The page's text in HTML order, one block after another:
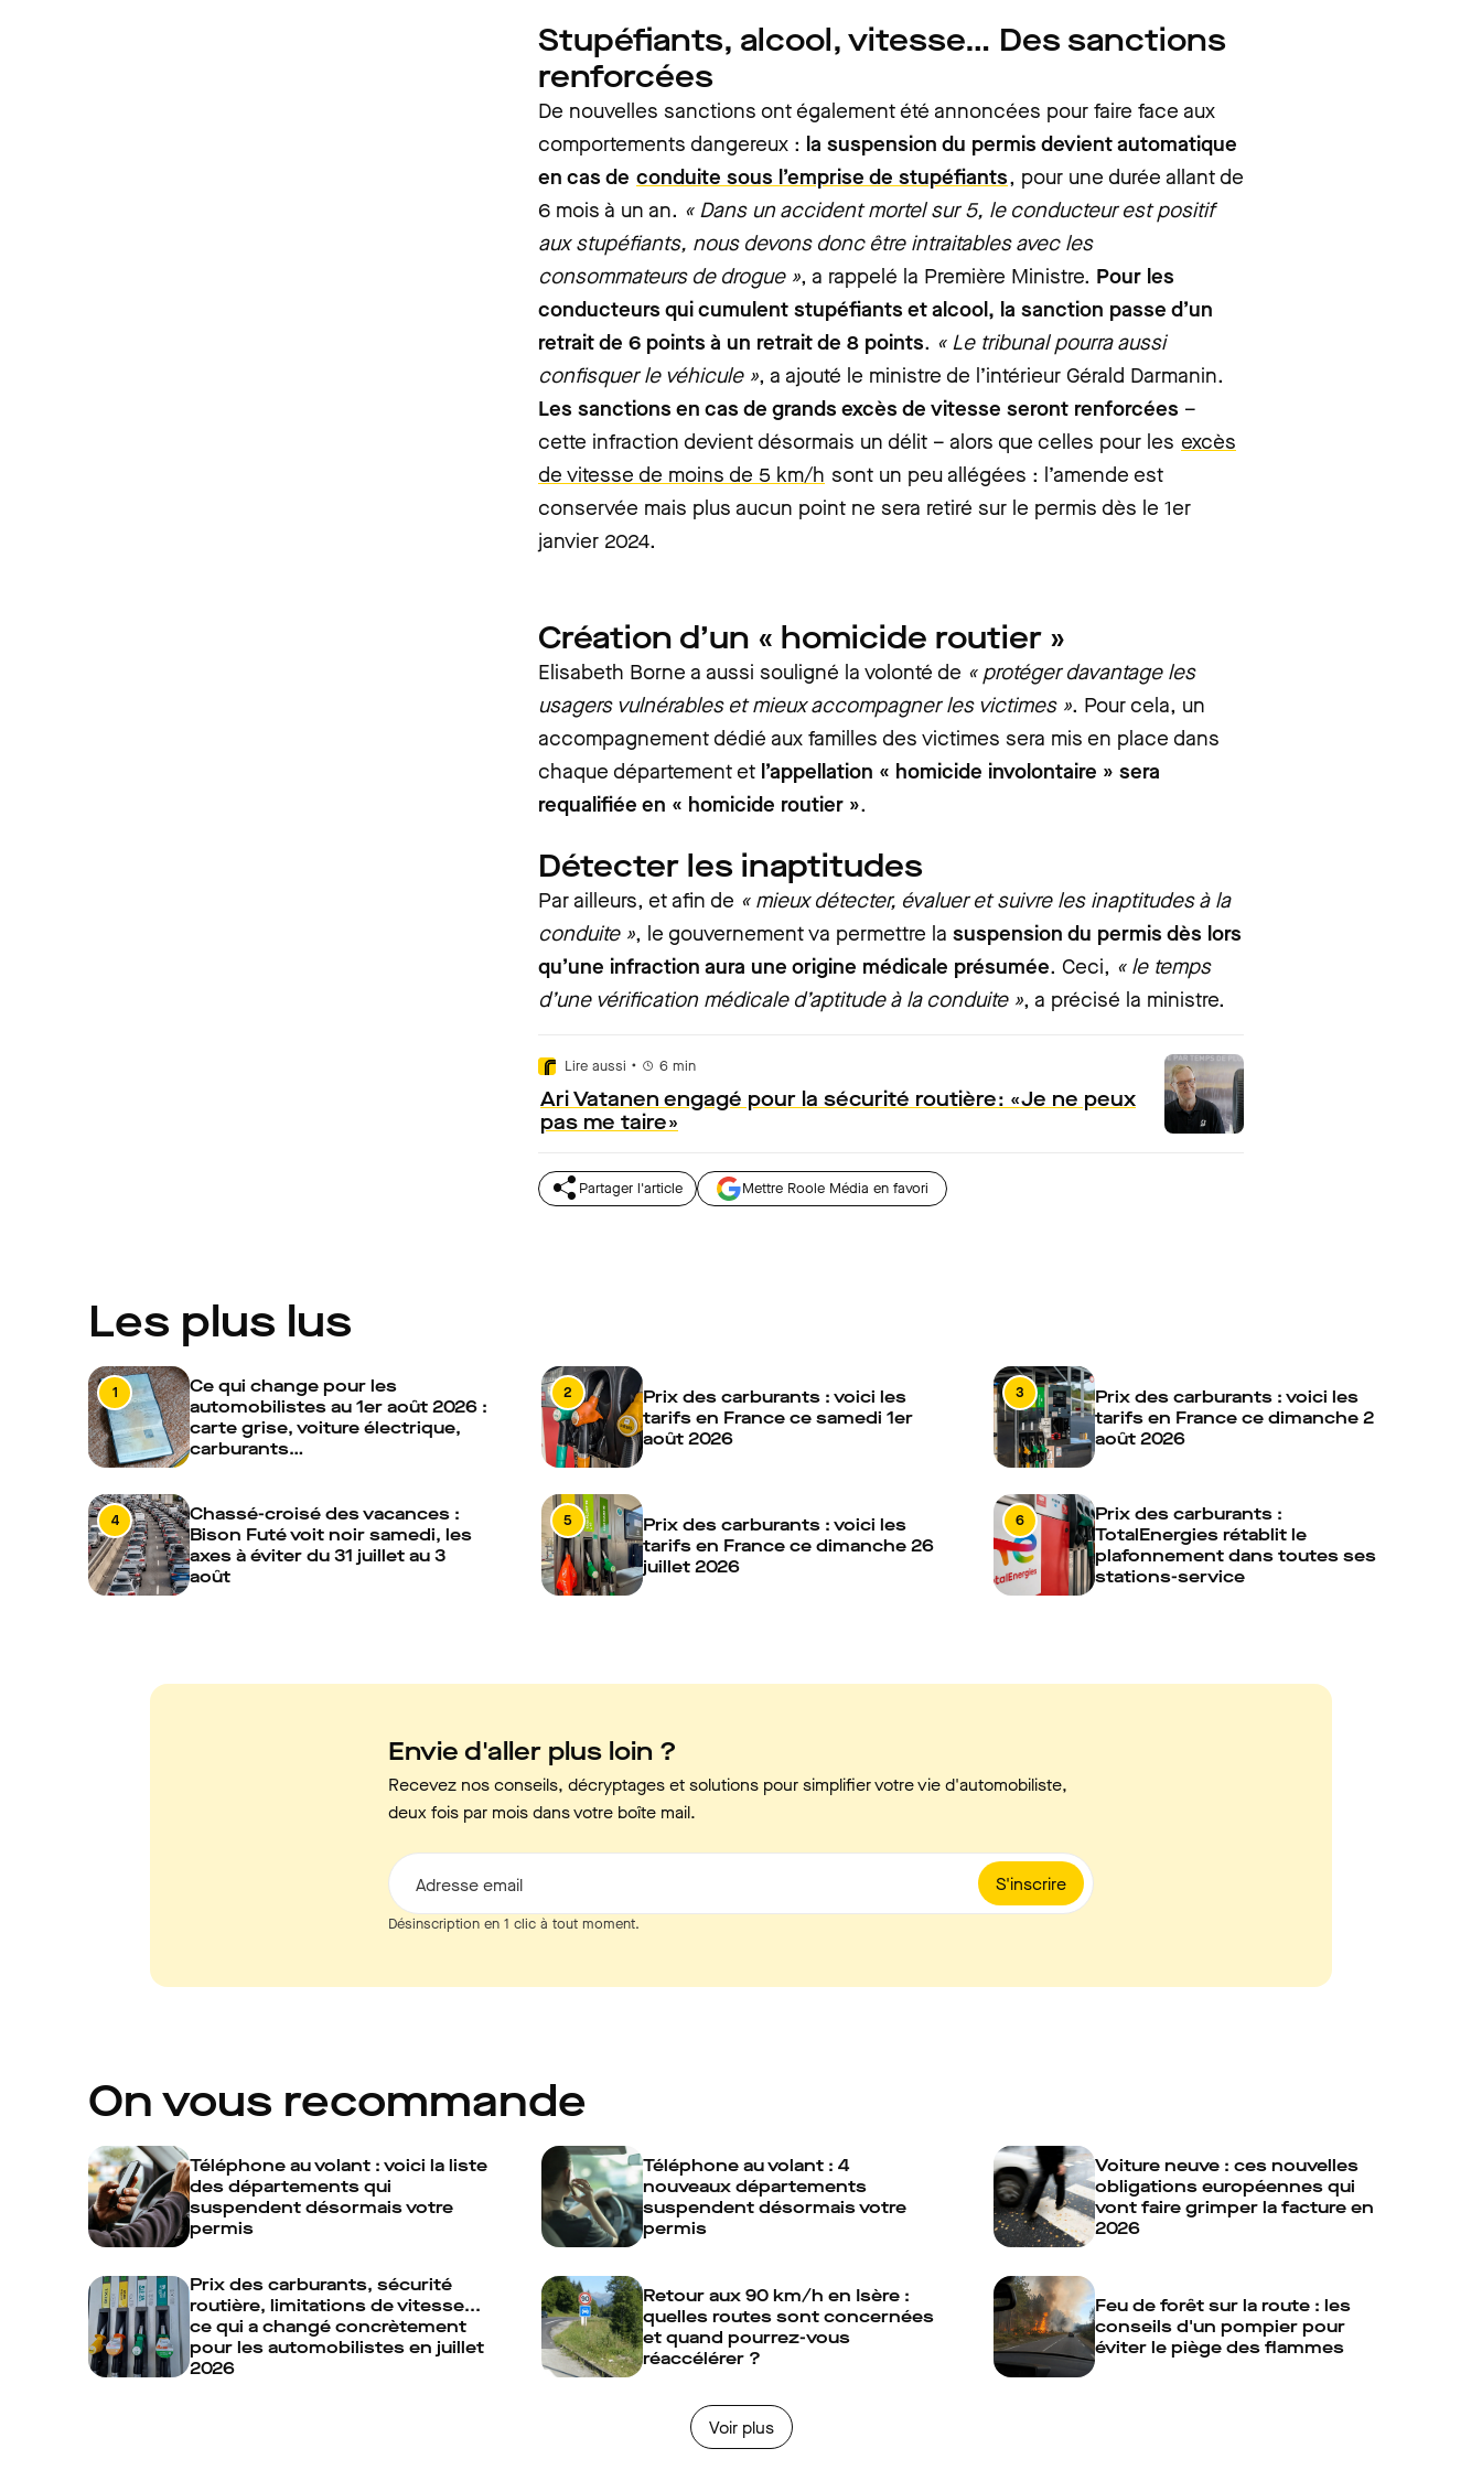
Stupéfiants, alcool, vitesse… Des sanctions
renforcées
De nouvelles sanctions ont également été annoncées pour faire face aux
comportements dangereux : la suspension du permis devient automatique
en cas de conduite sous l’emprise de stupéfiants, pour une durée allant de
6 mois à un an. « Dans un accident mortel sur 5, le conducteur est positif
aux stupéfiants, nous devons donc être intraitables avec les
consommateurs de drogue », a rappelé la Première Ministre. Pour les
conducteurs qui cumulent stupéfiants et alcool, la sanction passe d’un
retrait de 6 points à un retrait de 8 points. « Le tribunal pourra aussi
confisquer le véhicule », a ajouté le ministre de l’intérieur Gérald Darmanin.
Les sanctions en cas de grands excès de vitesse seront renforcées –
cette infraction devient désormais un délit – alors que celles pour les excès
de vitesse de moins de 5 km/h sont un peu allégées : l’amende est
conservée mais plus aucun point ne sera retiré sur le permis dès le 1er
janvier 2024.
Création d’un « homicide routier »
Elisabeth Borne a aussi souligné la volonté de « protéger davantage les
usagers vulnérables et mieux accompagner les victimes ». Pour cela, un
accompagnement dédié aux familles des victimes sera mis en place dans
chaque département et l’appellation « homicide involontaire » sera
requalifiée en « homicide routier ».
Détecter les inaptitudes
Par ailleurs, et afin de « mieux détecter, évaluer et suivre les inaptitudes à la
conduite », le gouvernement va permettre la suspension du permis dès lors
qu’une infraction aura une origine médicale présumée. Ceci, « le temps
d’une vérification médicale d’aptitude à la conduite », a précisé la ministre.
Lire aussi • 6 min
Ari Vatanen engagé pour la sécurité routière : « Je ne peux
pas me taire »
Partager l'article Mettre Roole Média en favori
Les plus lus
1
Ce qui change pour les
automobilistes au 1er août 2026 :
carte grise, voiture électrique,
carburants…
2
Prix des carburants : voici les
tarifs en France ce samedi 1er
août 2026
3
Prix des carburants : voici les
tarifs en France ce dimanche 2
août 2026
4
Chassé-croisé des vacances :
Bison Futé voit noir samedi, les
axes à éviter du 31 juillet au 3
août
5
Prix des carburants : voici les
tarifs en France ce dimanche 26
juillet 2026
6
Prix des carburants :
TotalEnergies rétablit le
plafonnement dans toutes ses
stations-service
Envie d'aller plus loin ?
Recevez nos conseils, décryptages et solutions pour simplifier votre vie d'automobiliste,
deux fois par mois dans votre boîte mail.
S'inscrire
Adresse email
Désinscription en 1 clic à tout moment.
On vous recommande
Téléphone au volant : voici la liste
des départements qui
suspendent désormais votre
permis
Téléphone au volant : 4
nouveaux départements
suspendent désormais votre
permis
Voiture neuve : ces nouvelles
obligations européennes qui
vont faire grimper la facture en
2026
Prix des carburants, sécurité
routière, limitations de vitesse...
ce qui a changé concrètement
pour les automobilistes en juillet
2026
Retour aux 90 km/h en Isère :
quelles routes sont concernées
et quand pourrez-vous
réaccélérer ?
Feu de forêt sur la route : les
conseils d'un pompier pour
éviter le piège des flammes
Voir plus